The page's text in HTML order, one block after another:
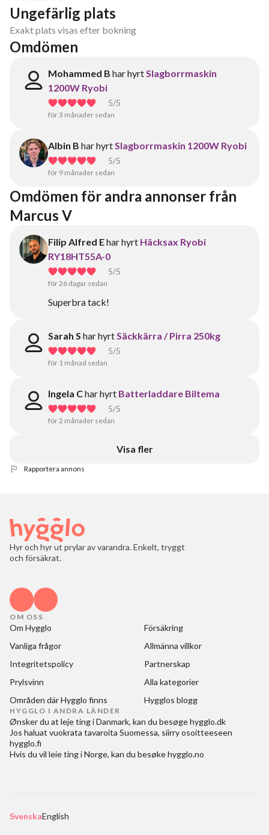
Ungefärlig plats
Exakt plats visas efter bokning
Omdömen
Mohammed B har hyrtSlagborrmaskin
1200W Ryobi
5/5
för 3 månader sedan
Albin B har hyrtSlagborrmaskin 1200W Ryobi
5/5
för 9 månader sedan
Omdömen för andra annonser från
Marcus V
Filip Alfred Ehar hyrt Häcksax Ryobi
RY18HT55A-0
5/5
för 26 dagar sedan
Superbra tack!
Sarah S har hyrtSäckkärra / Pirra 250kg
5/5
för 1 månad sedan
Ingela Char hyrt Batterladdare Biltema
5/5
för 2 månader sedan
Visa fler
Rapportera annons
Hyr och hyr ut prylar av varandra. Enkelt, tryggt
och försäkrat.
OM OSS
Om Hygglo
Försäkring
Vanliga frågor
Allmänna villkor
Integritetspolicy
Partnerskap
Prylsvinn
Alla kategorier
Områden där Hygglo finns
Hygglos blogg
HYGGLO I ANDRA LÄNDER
Ønsker du at leje ting i Danmark, kan du besøgehygglo.dk
Jos haluat vuokrata tavaroita Suomessa, siirry osoitteeseen
hygglo.fi
Hvis du vil leie ting i Norge, kan du besøkehygglo.no
SvenskaEnglish